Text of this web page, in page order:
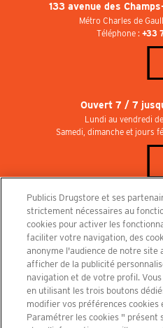
133 avenue des
Métro Charles de
Téléphone : +33
Ouvert 7 / 7
Lundi au vendredi
Samedi, dimanche et jours
Rejoignez-nous au
Nous recrutons pour les boutiques, le
Conditions générales de
Politique de Protection des
Publicis Drugstore et ses
strictement nécessaires au
cookies pour activer les
faciliter votre navigation, des
anonyme l'audience de notre site
afficher de la publicité
navigation et de votre profil.
en utilisant les trois boutons
modifier vos préférences cookies
Paramétrer les cookies " présent